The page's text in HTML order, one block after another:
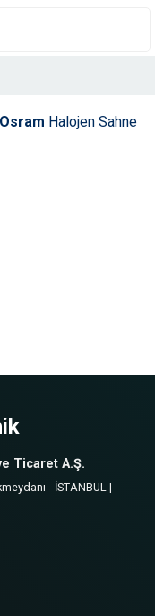
Halojen Sahne
Ticaret A.Ş.
- İSTANBUL |